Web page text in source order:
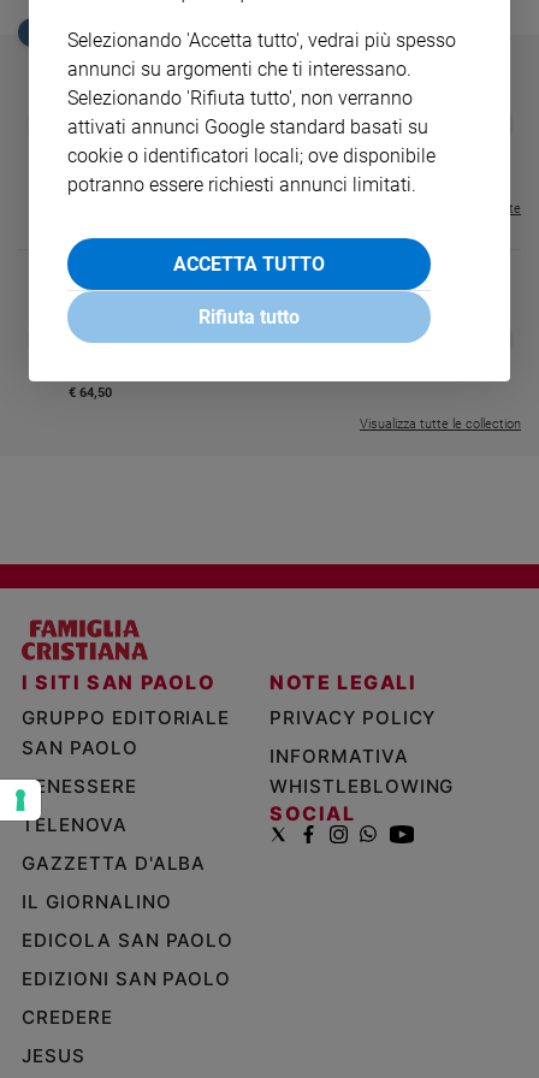
Sanremo
Cinema,
streaming
Famiglia
Genitori
giovani
Adolescenza
Bioetica
Riflessioni
Video
Privacy
EDICOLA SAN PAOLO
GBABY
€ 34,80 € 21,90 37%
€ 104,00 € 83,00 20%
Visualizza tutte le riviste
€ 64,50
Visualizza tutte le collection
I SITI SAN PAOLO
GRUPPO EDITORIALE
SAN PAOLO
BENESSERE
TELENOVA
GAZZETTA D'ALBA
IL GIORNALINO
EDICOLA SAN PAOLO
EDIZIONI SAN PAOLO
CREDERE
JESUS
NOTE LEGALI
PRIVACY POLICY
INFORMATIVA
WHISTLEBLOWING
SOCIAL
Selezionando 'Accetta tutto', vedrai più spesso
annunci su argomenti che ti interessano.
Selezionando 'Rifiuta tutto', non verranno
attivati annunci Google standard basati su
cookie o identificatori locali; ove disponibile
potranno essere richiesti annunci limitati.
ACCETTA TUTTO
Rifiuta tutto